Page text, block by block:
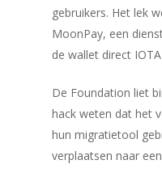
gebruikers. Het lek
MoonPay, een
de wallet direct
De Foundation liet
hack weten dat het
hun migratietool
verplaatsen naar